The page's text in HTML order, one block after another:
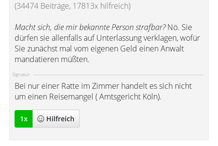
(34474 Beiträge, 17813x hilfreich)
Macht sich, die mir bekannte Person strafbar?Nö. Sie
dürfen sie allenfalls auf Unterlassung verklagen, wofür
Sie zunächst mal vom eigenen Geld einen Anwalt
mandatieren müßten.
Signatur:
Bei nur einer Ratte im Zimmer handelt es sich nicht
um einen Reisemangel ( Amtsgericht Köln).
1x Hilfreich